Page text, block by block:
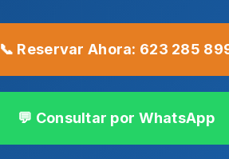
📞 Reservar Ahora: 623 285
💬 Consultar por WhatsApp